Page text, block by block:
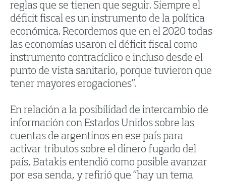
reglas que se tienen que seguir. Siempre el
déficit fiscal es un instrumento de la política
económica. Recordemos que en el 2020 todas
las economías usaron el déficit fiscal como
instrumento contracíclico e incluso desde el
punto de vista sanitario, porque tuvieron que
tener mayores erogaciones”.
En relación a la posibilidad de intercambio de
información con Estados Unidos sobre las
cuentas de argentinos en ese país para
activar tributos sobre el dinero fugado del
país, Batakis entendió como posible avanzar
por esa senda, y refirió que “hay un tema